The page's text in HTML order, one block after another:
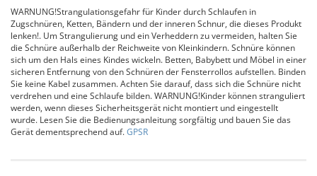
WARNUNG!Strangulationsgefahr für Kinder durch Schlaufen in
Zugschnüren, Ketten, Bändern und der inneren Schnur, die dieses Produkt
lenken!. Um Strangulierung und ein Verheddern zu vermeiden, halten Sie
die Schnüre außerhalb der Reichweite von Kleinkindern. Schnüre können
sich um den Hals eines Kindes wickeln. Betten, Babybett und Möbel in einer
sicheren Entfernung von den Schnüren der Fensterrollos aufstellen. Binden
Sie keine Kabel zusammen. Achten Sie darauf, dass sich die Schnüre nicht
verdrehen und eine Schlaufe bilden. WARNUNG!Kinder können stranguliert
werden, wenn dieses Sicherheitsgerät nicht montiert und eingestellt
wurde. Lesen Sie die Bedienungsanleitung sorgfältig und bauen Sie das
Gerät dementsprechend auf.GPSR